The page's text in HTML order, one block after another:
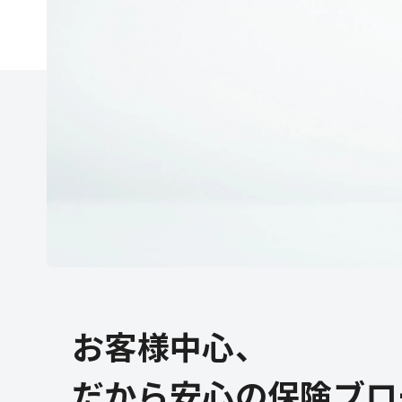
お客様中心、